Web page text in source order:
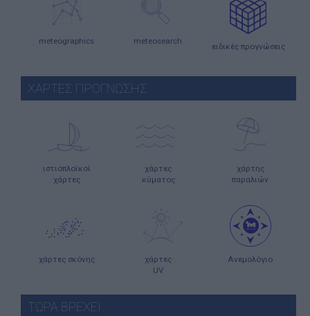
meteographics meteosearch
ειδικές προγνώσεις
ΧΑΡΤΕΣ ΠΡΟΓΝΩΣΗΣ
ιστιοπλοϊκοί
χάρτες
χάρτες
κύματος
χάρτης
παραλιών
χάρτες σκόνης
χάρτες
UV
Ανεμολόγιο
ΤΩΡΑ ΒΡΕΧΕΙ